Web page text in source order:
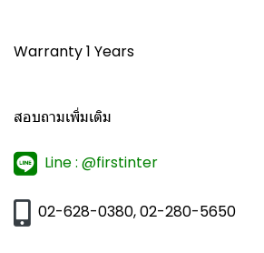
Warranty 1 Years
สอบถามเพิ่มเติม
Line : @firstinter
02-628-0380, 02-280-5650